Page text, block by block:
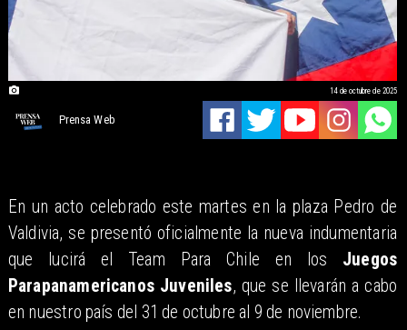
Prensa Web
14 de octubre de 2025
En un acto celebrado este martes en la plaza Pedro de
Valdivia, se presentó oficialmente la nueva indumentaria
que lucirá el Team Para Chile en los Juegos
Parapanamericanos Juveniles, que se llevarán a cabo
en nuestro país del 31 de octubre al 9 de noviembre.